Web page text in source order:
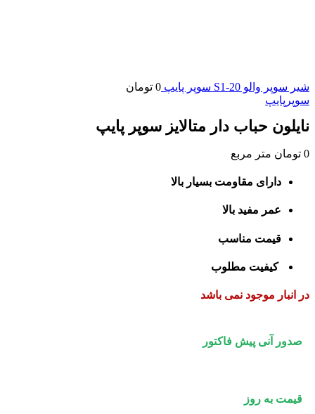
شیر سوپر والو 20-S1 سوپر پایپ 0 تومان
سوپرپایپ
نایلون حباب دار متالایز سوپر پایپ
0 تومان متر مربع
دارای مقاومت بسیار بالا
عمر مفید بالا
قیمت مناسب
کیفیت مطلوب
در انبار موجود نمی باشد
صدور آنی پیش فاکتور
قیمت به روز